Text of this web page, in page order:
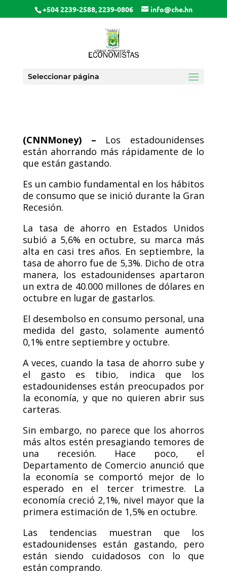
+504 2239-2588, 2239-0806 info@che.hn
Seleccionar página
(CNNMoney) – Los estadounidenses
están ahorrando más rápidamente de lo
que están gastando.
Es un cambio fundamental en los hábitos
de consumo que se inició durante la Gran
Recesión.
La tasa de ahorro en Estados Unidos
subió a 5,6% en octubre, su marca más
alta en casi tres años. En septiembre, la
tasa de ahorro fue de 5,3%. Dicho de otra
manera, los estadounidenses apartaron
un extra de 40.000 millones de dólares en
octubre en lugar de gastarlos.
El desembolso en consumo personal, una
medida del gasto, solamente aumentó
0,1% entre septiembre y octubre.
A veces, cuando la tasa de ahorro sube y
el gasto es tibio, indica que los
estadounidenses están preocupados por
la economía, y que no quieren abrir sus
carteras.
Sin embargo, no parece que los ahorros
más altos estén presagiando temores de
una recesión. Hace poco, el
Departamento de Comercio anunció que
la economía se comportó mejor de lo
esperado en el tercer trimestre. La
economía creció 2,1%, nivel mayor que la
primera estimación de 1,5% en octubre.
Las tendencias muestran que los
estadounidenses están gastando, pero
están siendo cuidadosos con lo que
están comprando.